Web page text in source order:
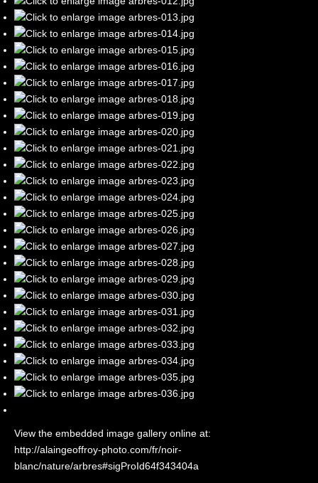
View the embedded image gallery online at:
http://alaingeoffroy-photo.com/fr/noir-
blanc/nature/arbres#sigProId64f343404a